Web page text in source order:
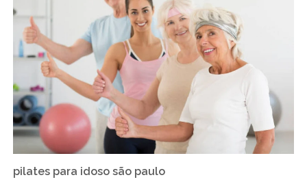
pilates para idoso são paulo